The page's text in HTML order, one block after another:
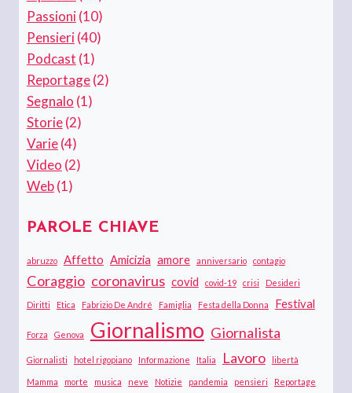
Passioni(10)
Pensieri(40)
Podcast (1)
Reportage(2)
Segnalo (1)
Storie(2)
Varie(4)
Video (2)
Web(1)
PAROLE CHIAVE
abruzzo Affetto Amicizia amore anniversario contagio
Coraggio coronavirus covid covid-19 crisi Desideri
Diritti Etica Fabrizio De André Famiglia Festa della Donna Festival
Forza Genova Giornalismo Giornalista
Giornalisti hotel rigopiano Informazione Italia Lavoro libertà
Mamma morte musica neve Notizie pandemia pensieri Reportage